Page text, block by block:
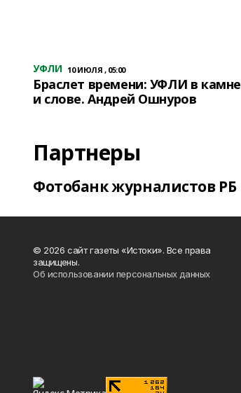
УФЛИ 10 ИЮЛЯ , 05:00
Браслет времени: УФЛИ в камне
и слове. Андрей Ошнуров
Партнеры
Фотобанк журналистов РБ
© 2026 сайт газеты «Истоки». Все права
защищены.
Об использовании персональных данных